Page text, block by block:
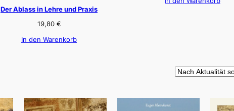
Der Ablass in Lehre und Praxis
19,80 €
In den Warenkorb